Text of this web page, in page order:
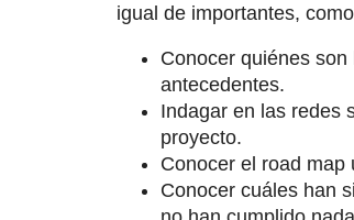
igual de importantes,
Conocer quiénes
antecedentes.
Indagar en las redes
proyecto.
Conocer el road map
Conocer cuáles han